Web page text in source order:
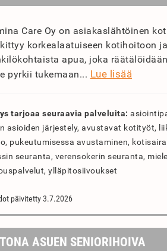
Care Oy on asiakaslähtöinen
korkealaatuiseen kotihoitoon
apua, joka
pyrkii tukemaan... Lue lisää
tarjoaa seuraavia palveluita:
asioiden järjestely, avustavat kotityöt,
pukeutumisessa avustaminen,
seuranta, verensokerin seuranta,
ylläpitosiivoukset
päivitetty 3.7.2026
ASUEN SENIORIHOIVA